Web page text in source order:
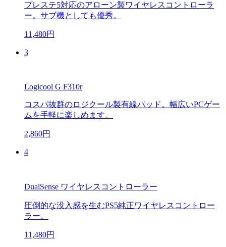
プレステ5対応のアローン製ワイヤレスコントローラ
ー。サブ機としても優秀。
11,480円
3
Logicool G F310r
コスパ抜群のロジクール製有線パッド。幅広いPCゲー
ムを手軽に楽しめます。
2,860円
4
DualSense ワイヤレスコントローラー
圧倒的な没入感を生むPS5純正ワイヤレスコントロー
ラー。
11,480円